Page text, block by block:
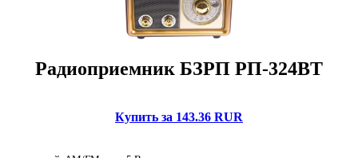
Радиоприемник БЗРП РП-324BT
Купить за 143.36 RUR